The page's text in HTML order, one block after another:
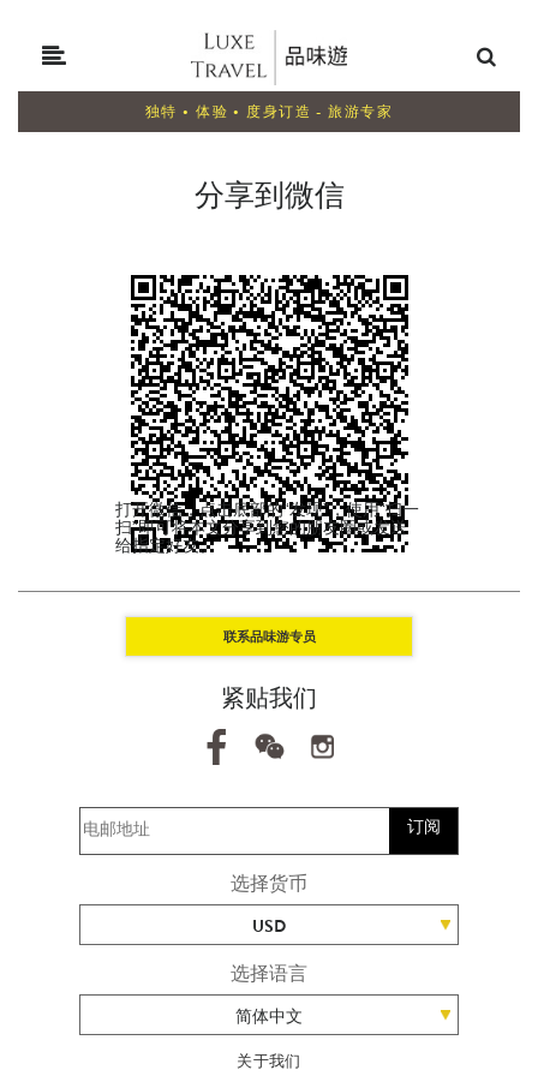
独特 • 体验 • 度身订造 - 旅游专家
分享到微信
打开微信，点击底部的“发现”，使用“扫一
扫”即可将本文分享到您的朋友圈或发送
给指定好友。
联系品味游专员
紧贴我们
订阅
选择货币
USD
选择语言
简体中文
关于我们